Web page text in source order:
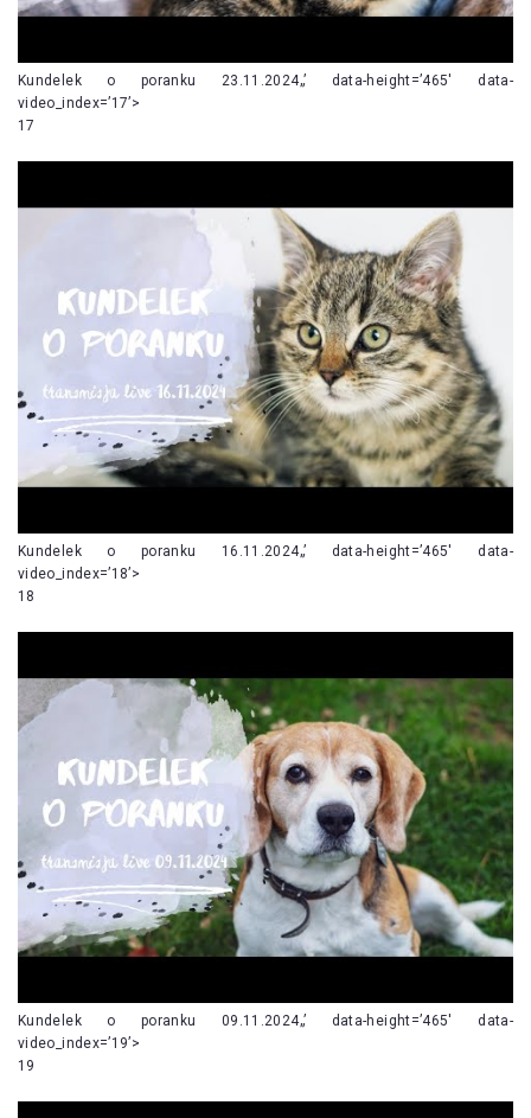
Kundelek o poranku 23.11.2024„’ data-height=’465′ data-
video_index=’17’>
17
Kundelek o poranku 16.11.2024„’ data-height=’465′ data-
video_index=’18’>
18
Kundelek o poranku 09.11.2024„’ data-height=’465′ data-
video_index=’19’>
19